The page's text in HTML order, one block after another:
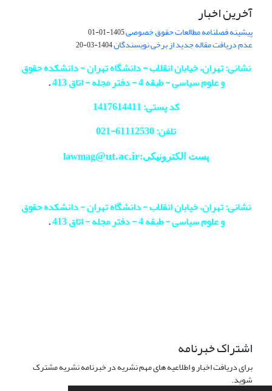
آخرین اخبار
پیشینه فصلنامه مطالعات حقوق خصوصی1405-01-01
عدم دریافت مقاله جدید از برخی نویسندگان1404-03-20
نشانی: تهران، خیابان انقلاب - دانشگاه تهران - دانشکده حقوق
و علوم سیاسی - طبقه 4 - دفتر مجله - اتاق 413
.
کد پستی: 1417614411
تلفن: 61112530-
021
پست الکترونیکی:lawmag@ut.ac.ir
نشانی: تهران، خیابان انقلاب - دانشگاه تهران - دانشکده حقوق
و علوم سیاسی - طبقه 4 - دفتر مجله - اتاق 413
.
اشتراک خبرنامه
برای دریافت اخبار و اطلاعیه های مهم نشریه در خبرنامه نشریه مشترک
شوید.